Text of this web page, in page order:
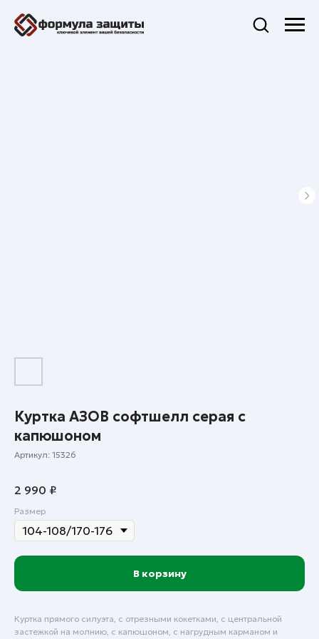
Куртка АЗОВ софтшелл серая с
капюшоном
Артикул: 15326
2 990 ₽
Размер
В корзину
Куртка прямого силуэта, с отрезными кокетками, с центральной
застежкой на молнию, с капюшоном, с нагрудным карманом и